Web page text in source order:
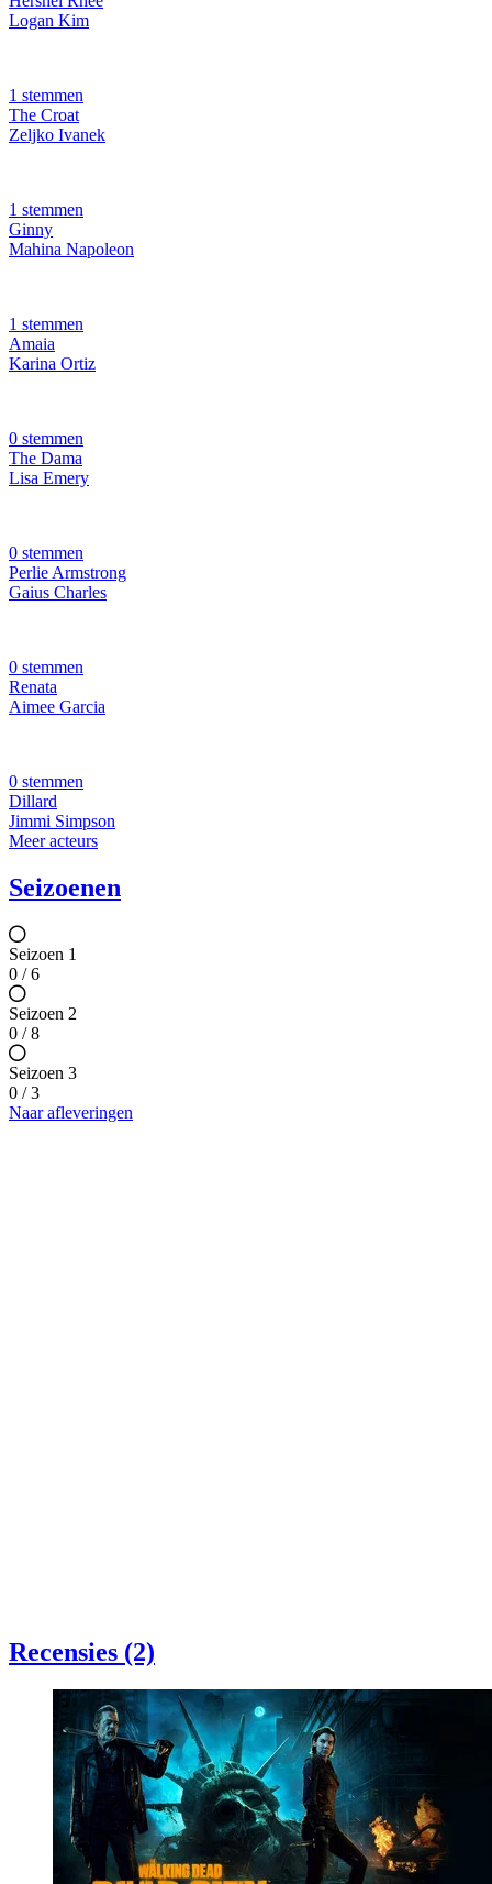
Logan Kim
1 stemmen
The Croat
Zeljko Ivanek
1 stemmen
Ginny
Mahina Napoleon
1 stemmen
Amaia
Karina Ortiz
0 stemmen
The Dama
Lisa Emery
0 stemmen
Perlie Armstrong
Gaius Charles
0 stemmen
Renata
Aimee Garcia
0 stemmen
Dillard
Jimmi Simpson
Meer acteurs
Seizoenen
Seizoen 1
0 / 6
Seizoen 2
0 / 8
Seizoen 3
0 / 3
Naar afleveringen
Recensies (2)